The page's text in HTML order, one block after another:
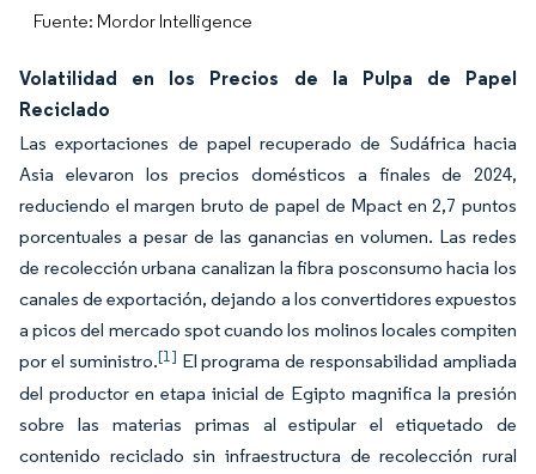
Fuente: Mordor Intelligence
Volatilidad en los Precios de la Pulpa de Papel
Reciclado
Las exportaciones de papel recuperado de Sudáfrica hacia
Asia elevaron los precios domésticos a finales de 2024,
reduciendo el margen bruto de papel de Mpact en 2,7 puntos
porcentuales a pesar de las ganancias en volumen. Las redes
de recolección urbana canalizan la fibra posconsumo hacia los
canales de exportación, dejando a los convertidores expuestos
a picos del mercado spot cuando los molinos locales compiten
por el suministro.[1] El programa de responsabilidad ampliada
del productor en etapa inicial de Egipto magnifica la presión
sobre las materias primas al estipular el etiquetado de
contenido reciclado sin infraestructura de recolección rural